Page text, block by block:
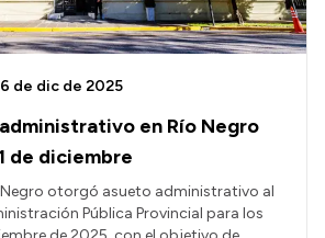
en Río Negro
de diciembre
de dic de 2025
Negro otorgó asueto administrativo al
Pública Provincial para los